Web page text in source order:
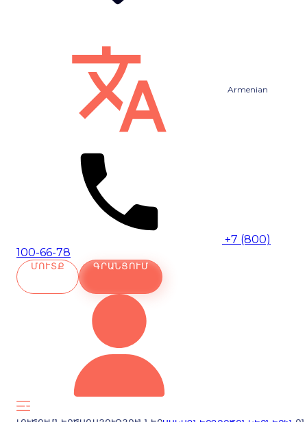
Armenian
+7 (800)
100-66-78
ՄՈՒՏՔ ԳՐԱՆՑՈՒՄ